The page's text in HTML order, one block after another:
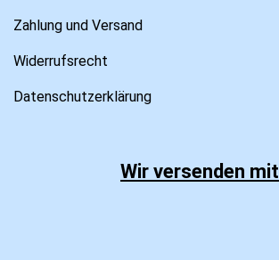
Zahlung und Versand
Widerrufsrecht
Datenschutzerklärung
Wir versenden mit